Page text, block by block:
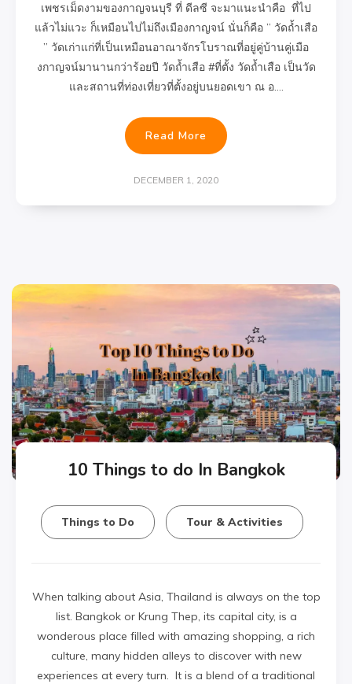
เพชรเม็ดงามของกาญจนบุรี ที่ ดีลซี จะมาแนะนำคือ ที่ไป
แล้วไม่แวะ ก็เหมือนไปไม่ถึงเมืองกาญจน์ นั่นก็คือ ” วัดถ้ำเสือ
” วัดเก่าแก่ที่เป็นเหมือนอาณาจักรโบราณที่อยู่คู่บ้านคู่เมือ
งกาญจน์มานานกว่าร้อยปี วัดถ้ำเสือ #ที่ตั้ง วัดถ้ำเสือ เป็นวัด
และสถานที่ท่องเที่ยวที่ตั้งอยู่บนยอดเขา ณ อ….
Read More
DECEMBER 1, 2020
10 Things to do In Bangkok
Things to Do Tour & Activities
When talking about Asia, Thailand is always on the top
list. Bangkok or Krung Thep, its capital city, is a
wonderous place filled with amazing shopping, a rich
culture, many hidden alleys to discover with new
experiences at every turn. It is a blend of a traditional